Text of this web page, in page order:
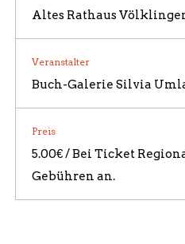
Altes Rathaus
Veranstalter
Buch-Galerie Silvia
Preis
5.00€ / Bei Ticket
Gebühren an.